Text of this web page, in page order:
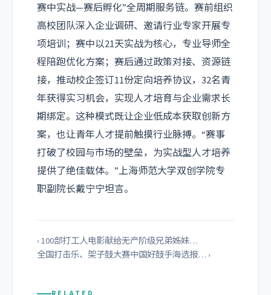
赛中实战—赛后孵化”全周期服务链。赛前组织
高校团队深入企业调研、邀请行业专家开展专
项培训；赛中以21天实战为核心，专业导师全
程陪跑优化方案；赛后通过政策对接、资源链
接，推动校企签订11份定向培养协议，32名青
年获得实习机会，实现人才培育与企业需求长
期绑定。这种模式既让企业低成本获取创新方
案，也让青年人才提前触摸行业脉搏。“赛事
打破了校园与市场的壁垒，为实战型人才培养
提供了绝佳载体。”上海师范大学双创学院专
职副院长戴宁宁坦言。
‹ 100部打工人电影献给无产阶级兄弟姊妹…
全国打击乐、架子鼓大赛中国好鼓手海选报… ›